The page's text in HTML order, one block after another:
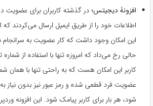
افزونۀ دیجیتس؛ در گذشته کاربران برای
اطلاعات خود را از طریق ایمیل ارسال می‌کردند که
این امکان وجود داشت که کار عضویت به سرانجام
حالی رخ می‌داد که امروزه تنها با استفاده از
کاربر این امکان هست که به راحتی تنها با همان
عضویت فرد قطعی شده و رمز عبور نیز بدون نیاز
شود، هر بار برای کاربر پیامک شود. این افزونه